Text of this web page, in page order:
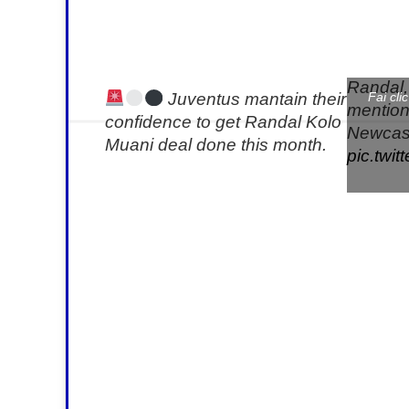
Juventus mantain their
confidence to get Randal Kolo
Muani deal done this month.
Fai